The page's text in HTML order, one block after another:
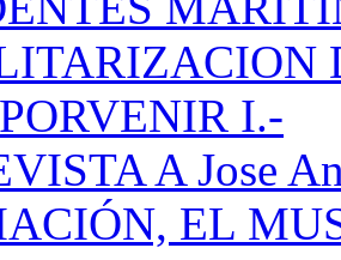
I.-
A Jose
EL